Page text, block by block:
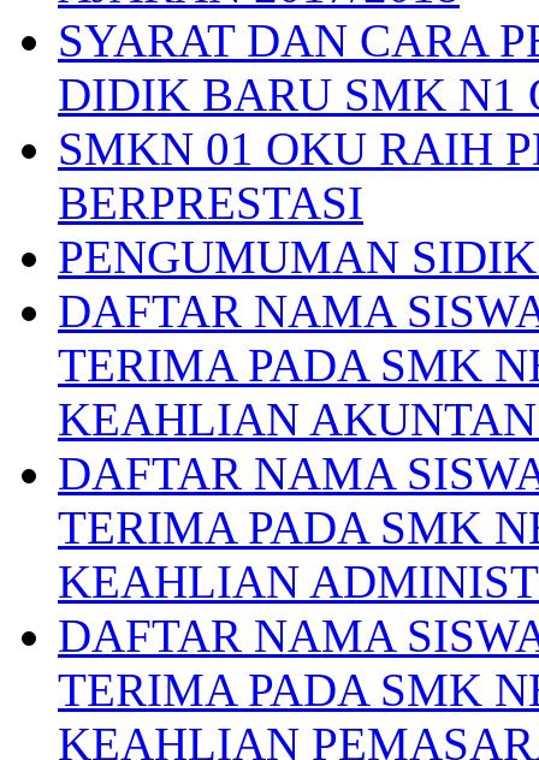
SYARAT DAN CARA
DIDIK BARU SMK N1
SMKN 01 OKU RAIH
BERPRESTASI
PENGUMUMAN
DAFTAR NAMA
TERIMA PADA SMK
KEAHLIAN
DAFTAR NAMA
TERIMA PADA SMK
KEAHLIAN
DAFTAR NAMA
TERIMA PADA SMK
KEAHLIAN